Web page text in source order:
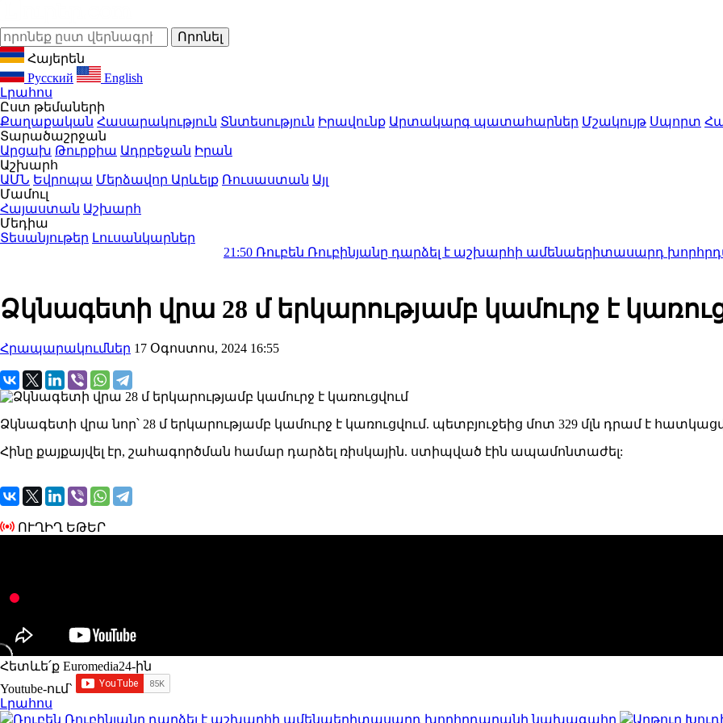
Հայերեն
Русский
English
Լրահոս
Ըստ թեմաների
Քաղաքական Հասարակություն Տնտեսություն Իրավունք Արտակարգ պատահարներ Մշակույթ Սպորտ
Տարածաշրջան
Արցախ Թուրքիա Ադրբեջան Իրան
Աշխարհ
ԱՄՆ Եվրոպա Մերձավոր Արևելք Ռուսաստան Այլ
Մամուլ
Հայաստան Աշխարհ
Մեդիա
Տեսանյութեր Լուսանկարներ
Ռուբեն Ռուբինյանը դարձել է աշխարհի ամենաերիտասարդ խորհրդարանի
Ձկնագետի վրա 28 մ երկարությամբ կամուրջ է
Հրապարակումներ 17 Օգոստոս, 2024 16:55
Ձկնագետի վրա նոր՝ 28 մ երկարությամբ կամուրջ է կառուցվում. պետբյուջեից մոտ 329 մլն դրամ է
Հինը քայքայվել էր, շահագործման համար դարձել ռիսկային. ստիպված էին ապամոնտաժել:
ՈՒՂԻՂ ԵԹԵՐ
Հետևե՛ք Euromedia24-ին
Youtube-ում`
Լրահոս
Ռուբեն Ռուբինյանը դարձել է աշխարհի ամենաերիտասարդ խորհրդարանի նախագահը
Արթուր